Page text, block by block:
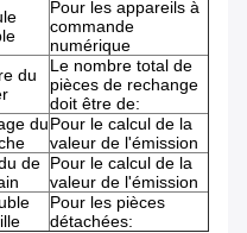
Pour les appareils à
commande
numérique
du
Le nombre total de
pièces de rechange
doit être de:
duPour le calcul de la
valeur de l'émission
de Pour le calcul de la
valeur de l'émission
Pour les pièces
détachées: